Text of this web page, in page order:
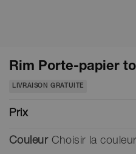
Rim Porte-papier
LIVRAISON GRATUITE
Prix
Couleur Choisir la couleur